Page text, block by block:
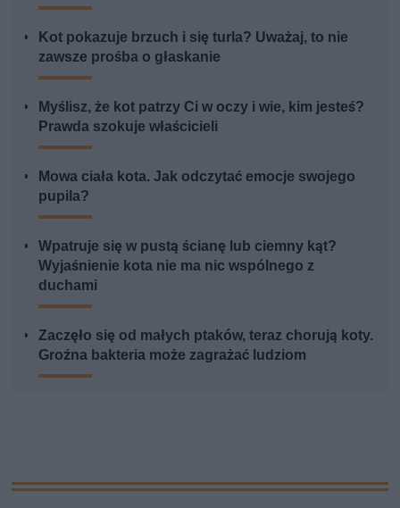
Kot pokazuje brzuch i się turla? Uważaj, to nie
zawsze prośba o głaskanie
Myślisz, że kot patrzy Ci w oczy i wie, kim jesteś?
Prawda szokuje właścicieli
Mowa ciała kota. Jak odczytać emocje swojego
pupila?
Wpatruje się w pustą ścianę lub ciemny kąt?
Wyjaśnienie kota nie ma nic wspólnego z
duchami
Zaczęło się od małych ptaków, teraz chorują koty.
Groźna bakteria może zagrażać ludziom